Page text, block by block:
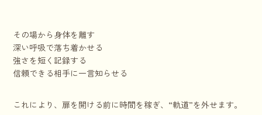
その場から身体を離す
深い呼吸で落ち着かせる
強さを短く記録する
信頼できる相手に一言知らせる
これにより、扉を開ける前に時間を稼ぎ、“軌道”を外せます。